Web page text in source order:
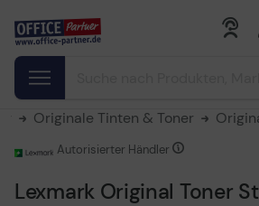
Originale Tinten & Toner
Lexmark Original Toner
Autorisierter Händler